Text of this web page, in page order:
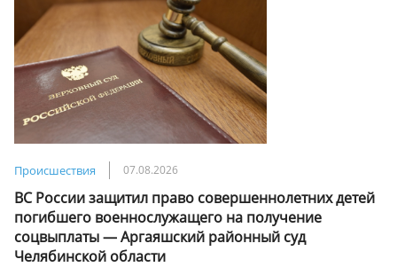
Происшествия 07.08.2026
ВС России защитил право совершеннолетних детей
погибшего военнослужащего на получение
соцвыплаты — Аргаяшский районный суд
Челябинской области